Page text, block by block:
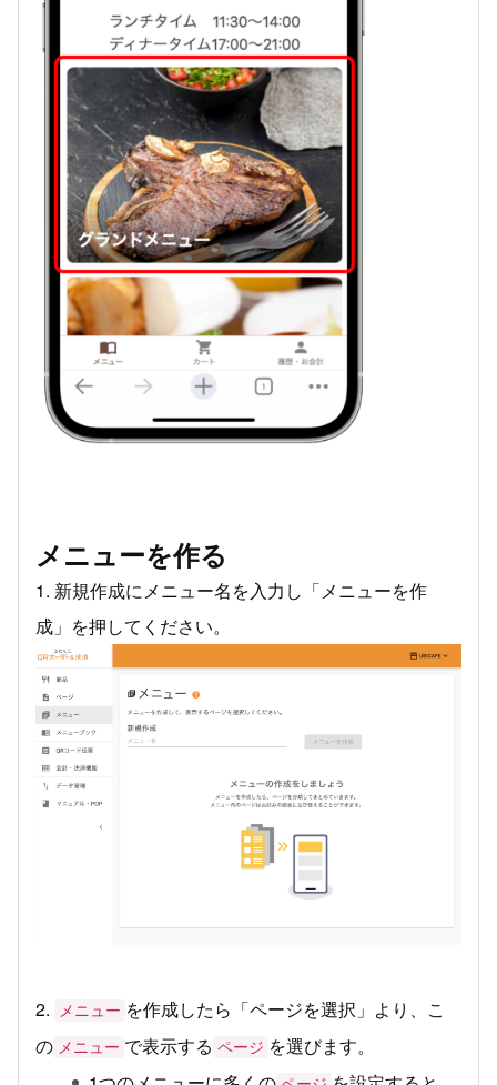
メニューを作る
1. 新規作成にメニュー名を入力し「メニューを作
成」を押してください。
2. メニュー を作成したら「ページを選択」より、こ
の メニュー で表示する ページ を選びます。